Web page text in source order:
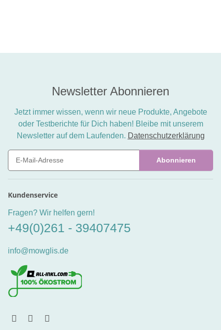
Newsletter Abonnieren
Jetzt immer wissen, wenn wir neue Produkte, Angebote
oder Testberichte für Dich haben! Bleibe mit unserem
Newsletter auf dem Laufenden. Datenschutzerklärung
Abonnieren
Kundenservice
Fragen? Wir helfen gern!
+49(0)261 - 39407475
info@mowglis.de